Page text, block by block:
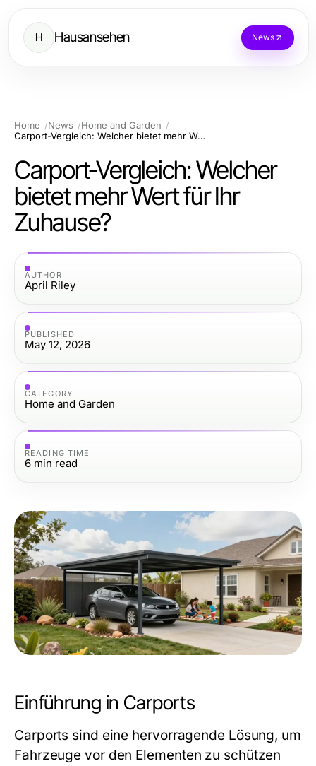
H Hausansehen News
Home News
Home and Garden
Carport-Vergleich: Welcher bietet mehr Wert für Ihr Zuhause?
Carport-Vergleich: Welcher
bietet mehr Wert für Ihr
Zuhause?
AUTHOR
April Riley
PUBLISHED
May 12, 2026
CATEGORY
Home and Garden
READING TIME
6 min read
Einführung in Carports
Carports sind eine hervorragende Lösung, um
Fahrzeuge vor den Elementen zu schützen